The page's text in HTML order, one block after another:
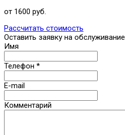
от 1600 руб.
Рассчитать стоимость
Оставить заявку на обслуживание
Имя
Телефон *
E-mail
Комментарий